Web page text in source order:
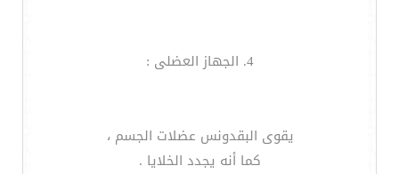
4. الجهاز العضلى :
يقوى البقدونس عضلات الجسم ،
كما أنه يجدد الخلايا .